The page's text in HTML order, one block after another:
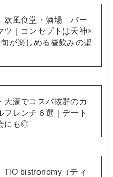
欧風食堂・酒場 パー
ツ｜コンセプトは天神×
が楽しめる昼飲みの聖
大濠でコスパ抜群のカ
フレンチ６選｜デート
にも◎
TIO bistronomy（ティ